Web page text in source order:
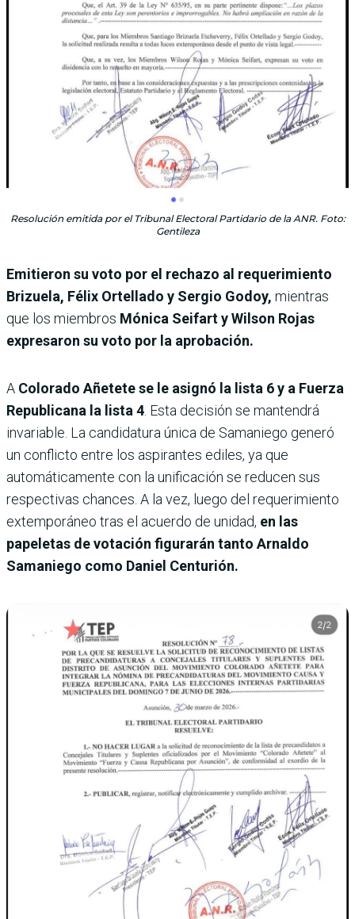
Resolución emitida por el Tribunal Electoral Partidario de la ANR. Foto:
Gentileza
Emitieron su voto por el rechazo al requerimiento
Brizuela, Félix Ortellado y Sergio Godoy, mientras
que los miembros Mónica Seifart y Wilson Rojas
expresaron su voto por la aprobación.
A Colorado Añetete se le asignó la lista 6 y a Fuerza
Republicana la lista 4 . Esta decisión se mantendrá
invariable. La candidatura única de Samaniego generó
un conflicto entre los aspirantes ediles, ya que
automáticamente con la unificación se reducen sus
respectivas chances. A la vez, luego del requerimiento
extemporáneo tras el acuerdo de unidad, en las
papeletas de votación figurarán tanto Arnaldo
Samaniego como Daniel Centurión.